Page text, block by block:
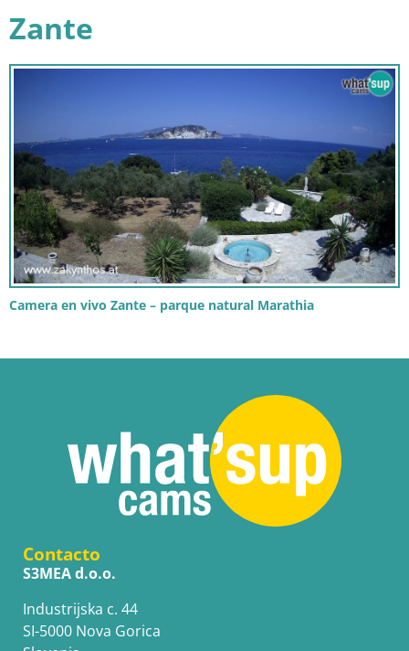
Zante
Camera en vivo Zante – parque natural Marathia
Contacto
S3MEA d.o.o.
Industrijska c. 44
SI-5000 Nova Gorica